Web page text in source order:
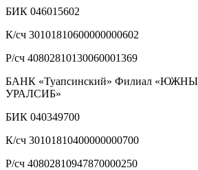
БИК 046015602
К/сч 30101810600000000602
Р/сч 40802810130060001369
БАНК «Туапсинский» Филиал
УРАЛСИБ»
БИК 040349700
К/сч 30101810400000000700
Р/сч 40802810947870000250